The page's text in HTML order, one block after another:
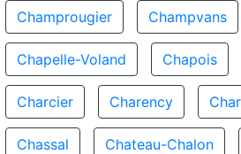
Champrougier Champvans
Chapelle-Voland Chapois
Charcier Charency
Chassal Chateau-Chalon